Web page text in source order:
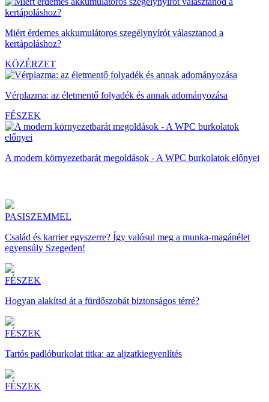
Miért érdemes akkumulátoros szegélynyírót választanod a
kertápoláshoz?
KÖZÉRZET
Vérplazma: az életmentő folyadék és annak adományozása
FÉSZEK
A modern környezetbarát megoldások - A WPC burkolatok előnyei
PASISZEMMEL
Család és karrier egyszerre? Így valósul meg a munka-magánélet
egyensúly Szegeden!
FÉSZEK
Hogyan alakítsd át a fürdőszobát biztonságos térré?
FÉSZEK
Tartós padlóburkolat titka: az aljzatkiegyenlítés
FÉSZEK